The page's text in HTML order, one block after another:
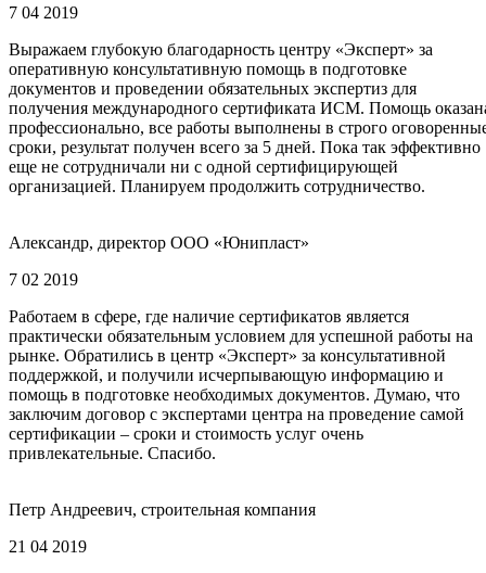
7 04 2019
Выражаем глубокую благодарность центру «Эксперт» за
оперативную консультативную помощь в подготовке
документов и проведении обязательных экспертиз для
получения международного сертификата ИСМ. Помощь
профессионально, все работы выполнены в строго
сроки, результат получен всего за 5 дней. Пока так эффективно
еще не сотрудничали ни с одной сертифицирующей
организацией. Планируем продолжить сотрудничество.
Александр, директор ООО «Юнипласт»
7 02 2019
Работаем в сфере, где наличие сертификатов является
практически обязательным условием для успешной работы на
рынке. Обратились в центр «Эксперт» за консультативной
поддержкой, и получили исчерпывающую информацию и
помощь в подготовке необходимых документов. Думаю, что
заключим договор с экспертами центра на проведение самой
сертификации – сроки и стоимость услуг очень
привлекательные. Спасибо.
Петр Андреевич, строительная компания
21 04 2019